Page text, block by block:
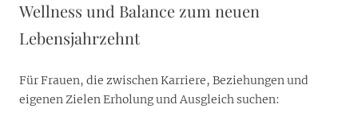
Wellness und Balance zum neuen
Lebensjahrzehnt
Für Frauen, die zwischen Karriere, Beziehungen und
eigenen Zielen Erholung und Ausgleich suchen: